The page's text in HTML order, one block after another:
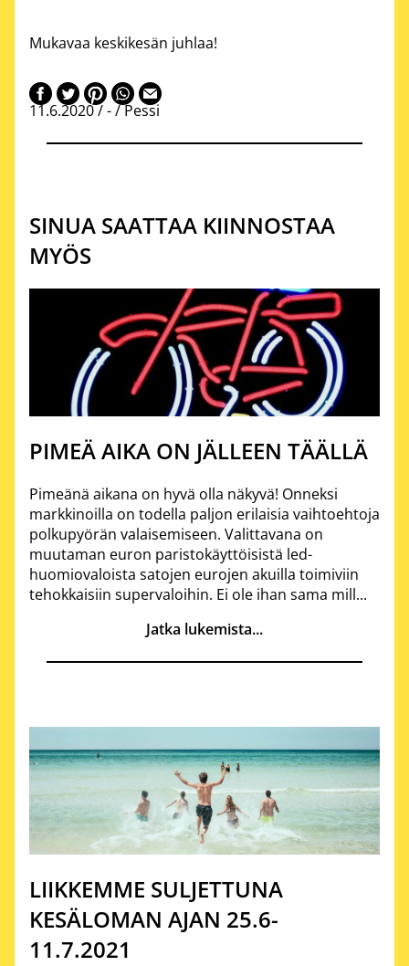
Mukavaa keskikesän juhlaa!
11.6.2020 /-/ Pessi
SINUA SAATTAA KIINNOSTAA
MYÖS
PIMEÄ AIKA ON JÄLLEEN TÄÄLLÄ
Pimeänä aikana on hyvä olla näkyvä! Onneksi
markkinoilla on todella paljon erilaisia vaihtoehtoja
polkupyörän valaisemiseen. Valittavana on
muutaman euron paristokäyttöisistä led-
huomiovaloista satojen eurojen akuilla toimiviin
tehokkaisiin supervaloihin. Ei ole ihan sama mill...
Jatka lukemista...
LIIKKEMME SULJETTUNA
KESÄLOMAN AJAN 25.6-
11.7.2021